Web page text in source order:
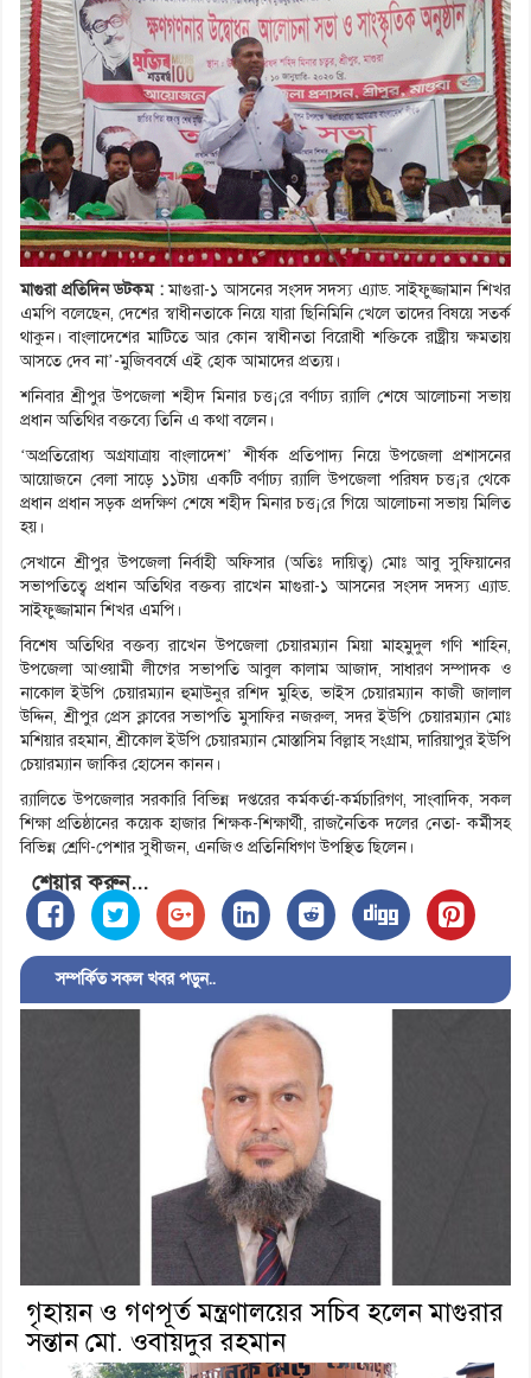
মাগুরা প্রতিদিন ডটকম :মাগুরা-১ আসনের সংসদ সদস্য এ্যাড. সাইফুজ্জামান শিখর
এমপি বলেছেন, দেশের স্বাধীনতাকে নিয়ে যারা ছিনিমিনি খেলে তাদের বিষয়ে সতর্ক
থাকুন। বাংলাদেশের মাটিতে আর কোন স্বাধীনতা বিরোধী শক্তিকে রাষ্ট্রীয় ক্ষমতায়
আসতে দেব না’-মুজিববর্ষে এই হোক আমাদের প্রত্যয়।
শনিবার শ্রীপুর উপজেলা শহীদ মিনার চত্ত¡রে বর্ণাঢ্য র‌্যালি শেষে আলোচনা সভায়
প্রধান অতিথির বক্তব্যে তিনি এ কথা বলেন।
‘অপ্রতিরোধ্য অগ্রযাত্রায় বাংলাদেশ’ শীর্ষক প্রতিপাদ্য নিয়ে উপজেলা প্রশাসনের
আয়োজনে বেলা সাড়ে ১১টায় একটি বর্ণাঢ্য র‌্যালি উপজেলা পরিষদ চত্ত¡র থেকে
প্রধান প্রধান সড়ক প্রদক্ষিণ শেষে শহীদ মিনার চত্ত¡রে গিয়ে আলোচনা সভায় মিলিত
হয়।
সেখানে শ্রীপুর উপজেলা নির্বাহী অফিসার (অতিঃ দায়িত্ব) মোঃ আবু সুফিয়ানের
সভাপতিত্বে প্রধান অতিথির বক্তব্য রাখেন মাগুরা-১ আসনের সংসদ সদস্য এ্যাড.
সাইফুজ্জামান শিখর এমপি।
বিশেষ অতিথির বক্তব্য রাখেন উপজেলা চেয়ারম্যান মিয়া মাহমুদুল গণি শাহিন,
উপজেলা আওয়ামী লীগের সভাপতি আবুল কালাম আজাদ, সাধারণ সম্পাদক ও
নাকোল ইউপি চেয়ারম্যান হুমাউনুর রশিদ মুহিত, ভাইস চেয়ারম্যান কাজী জালাল
উদ্দিন, শ্রীপুর প্রেস ক্লাবের সভাপতি মুসাফির নজরুল, সদর ইউপি চেয়ারম্যান মোঃ
মশিয়ার রহমান, শ্রীকোল ইউপি চেয়ারম্যান মোস্তাসিম বিল্লাহ সংগ্রাম, দারিয়াপুর ইউপি
চেয়ারম্যান জাকির হোসেন কানন।
র‌্যালিতে উপজেলার সরকারি বিভিন্ন দপ্তরের কর্মকর্তা-কর্মচারিগণ, সাংবাদিক, সকল
শিক্ষা প্রতিষ্ঠানের কয়েক হাজার শিক্ষক-শিক্ষার্থী, রাজনৈতিক দলের নেতা- কর্মীসহ
বিভিন্ন শ্রেণি-পেশার সুধীজন, এনজিও প্রতিনিধিগণ উপস্থিত ছিলেন।
শেয়ার করুন...
সম্পর্কিত সকল খবর পড়ুন..
গৃহায়ন ও গণপূর্ত মন্ত্রণালয়ের সচিব হলেন মাগুরার
সন্তান মো. ওবায়দুর রহমান